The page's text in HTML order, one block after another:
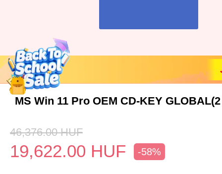
MS Win 11 Pro OEM CD-KEY
46,376.00 HUF
19,622.00 HUF -58%